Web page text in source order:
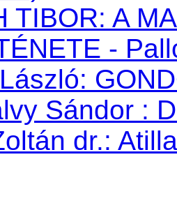
TIBOR: A
-
Sándor :
dr.: